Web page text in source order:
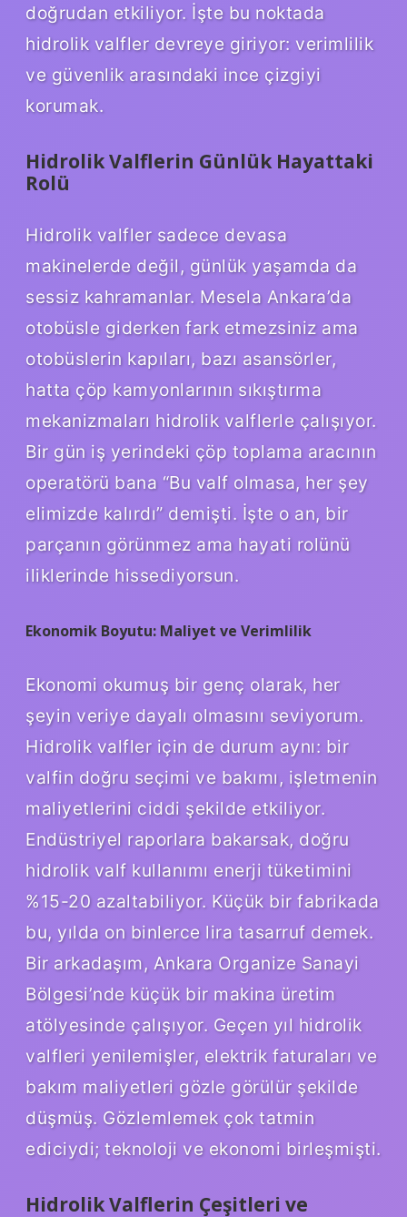
doğrudan etkiliyor. İşte bu noktada
hidrolik valfler devreye giriyor: verimlilik
ve güvenlik arasındaki ince çizgiyi
korumak.
Hidrolik Valflerin Günlük Hayattaki
Rolü
Hidrolik valfler sadece devasa
makinelerde değil, günlük yaşamda da
sessiz kahramanlar. Mesela Ankara’da
otobüsle giderken fark etmezsiniz ama
otobüslerin kapıları, bazı asansörler,
hatta çöp kamyonlarının sıkıştırma
mekanizmaları hidrolik valflerle çalışıyor.
Bir gün iş yerindeki çöp toplama aracının
operatörü bana “Bu valf olmasa, her şey
elimizde kalırdı” demişti. İşte o an, bir
parçanın görünmez ama hayati rolünü
iliklerinde hissediyorsun.
Ekonomik Boyutu: Maliyet ve Verimlilik
Ekonomi okumuş bir genç olarak, her
şeyin veriye dayalı olmasını seviyorum.
Hidrolik valfler için de durum aynı: bir
valfin doğru seçimi ve bakımı, işletmenin
maliyetlerini ciddi şekilde etkiliyor.
Endüstriyel raporlara bakarsak, doğru
hidrolik valf kullanımı enerji tüketimini
%15-20 azaltabiliyor. Küçük bir fabrikada
bu, yılda on binlerce lira tasarruf demek.
Bir arkadaşım, Ankara Organize Sanayi
Bölgesi’nde küçük bir makina üretim
atölyesinde çalışıyor. Geçen yıl hidrolik
valfleri yenilemişler, elektrik faturaları ve
bakım maliyetleri gözle görülür şekilde
düşmüş. Gözlemlemek çok tatmin
ediciydi; teknoloji ve ekonomi birleşmişti.
Hidrolik Valflerin Çeşitleri ve